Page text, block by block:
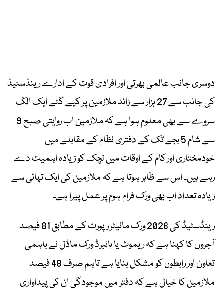
دوسری جانب عالمی بھرتی اور افرادی قوت کے ادارے رینڈسٹیڈ
کی جانب سے 27 ہزار سے زائد ملازمین پر کیے گئے ایک الگ
سروے سے بھی معلوم ہوا ہے کہ ملازمین اب روایتی صبح 9
سے شام 5 بجے تک کے دفتری نظام کے مقابلے میں
خودمختاری اور کام کے اوقات میں لچک کو زیادہ اہمیت دے
رہے ہیں۔ اس سے ظاہر ہوتا ہے کہ ملازمین کی ایک تہائی سے
زیادہ تعداد اب بھی ورک فرام ہوم پر عمل پیرا ہے۔
رینڈسٹیڈ کی 2026 ورک مانیٹر رپورٹ کے مطابق 81 فیصد
آجروں کا کہنا ہے کہ ریموٹ یا ہائبرڈ ورک ماڈل نے باہمی
تعاون اور رابطوں کو مشکل بنایا ہے تاہم صرف 48 فیصد
ملازمین کا خیال ہے کہ دفتر میں موجودگی ان کی پیداواری